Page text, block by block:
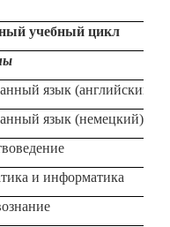
учебный цикл
язык (английский)
язык (немецкий)
и информатика